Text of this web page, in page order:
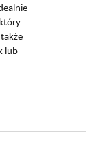
lub